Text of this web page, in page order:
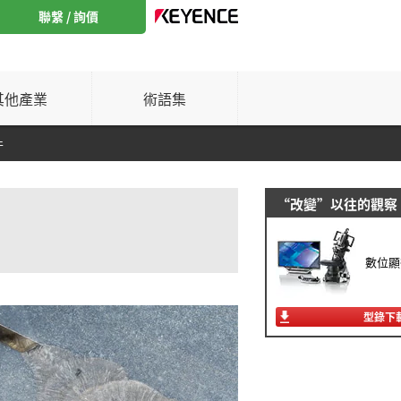
聯繫 / 詢價
他產業 術語集
“改變”以往的觀察
數位
型錄下